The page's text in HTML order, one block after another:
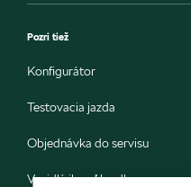
Pozri tiež
Konfigurátor
Testovacia jazda
Objednávka do servisu
Vozidlá ihneď k odberu